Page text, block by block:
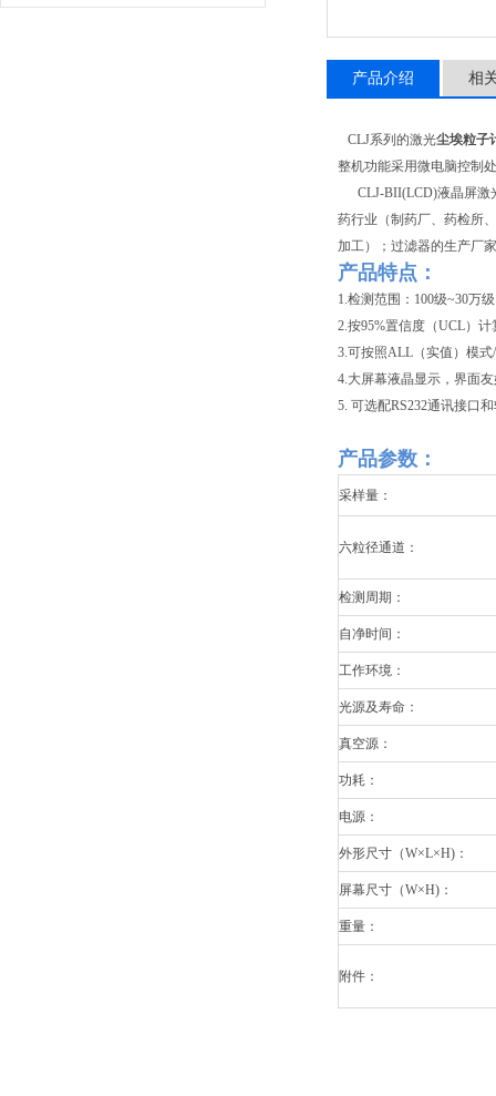
产品介绍 相
CLJ系列的激光尘埃粒子
整机功能采用微电脑控制
CLJ-BII(LCD)液晶屏激
药行业（制药厂、药检所
加工）；过滤器的生产厂
产品特点：
1.检测范围：
2.按95%置信度（
3.可按照ALL（实值）
4.大屏幕液晶显示
5. 可选配
产品参数：
采样量：
六粒径通道：
检测周期：
自净时间：
工作环境：
光源及寿命：
真空源：
功耗：
电源：
外形尺寸（W×L×H)：
屏幕尺寸（W×H)：
重量：
附件：